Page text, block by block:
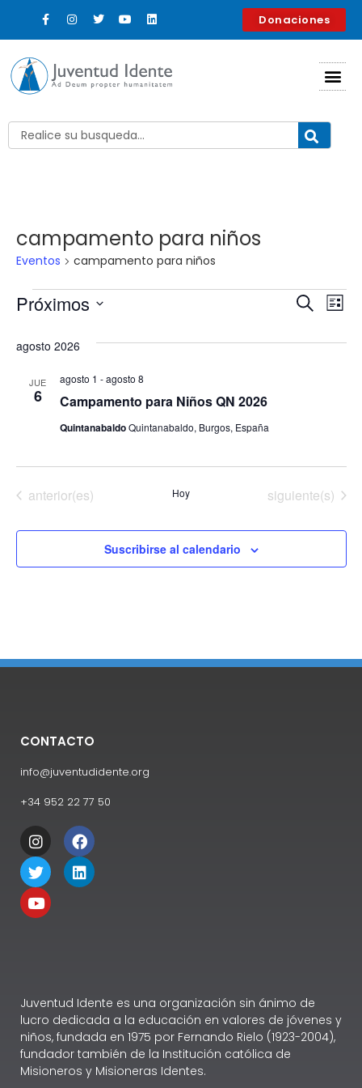
Donaciones
campamento para niños
Eventos campamento para niños
de
de
Buscar
Lista
Próximos
fecha.
agosto 2026
JUE
6 Campamento para Niños QN 2026
agosto 1 -agosto 8
QuintanabaldoQuintanabaldo, Burgos, España
Eventos
anterior(es) Hoy Eventos
siguiente(s)
Suscribirse al calendario
CONTACTO
info@juventudidente.org
+34 952 22 77 50
Juventud Idente es una organización sin ánimo de
lucro dedicada a la educación en valores de jóvenes y
niños, fundada en 1975 por Fernando Rielo (1923-2004),
fundador también de la Institución católica de
Misioneros y Misioneras Identes.